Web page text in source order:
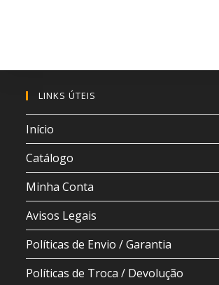
LINKS ÚTEIS
Início
Catálogo
Minha Conta
Avisos Legais
Políticas de Envio / Garantia
Políticas de Troca / Devolução